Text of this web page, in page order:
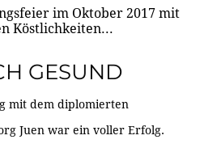
im Oktober 2017 mit
Köstlichkeiten...
GESUND
mit dem diplomierten
Juen war ein voller Erfolg.